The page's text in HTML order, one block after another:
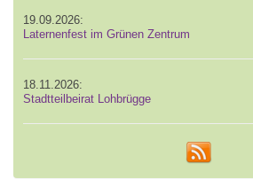
19.09.2026:
Laternenfest im Grünen Zentrum
18.11.2026:
Stadtteilbeirat Lohbrügge